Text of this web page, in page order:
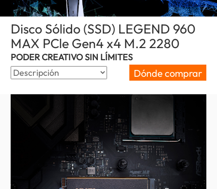
Disco Sólido (SSD) LEGEND 960
MAX PCle Gen4 x4 M.2 2280
PODER CREATIVO SIN LÍMITES
Dónde comprar